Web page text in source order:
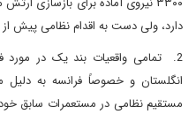
دارد، ولی دست به اقدام نظامی پیش از سپتامبر ۲۰۱۳ در این
2. تمامی واقعیات بند یک در
انگلستان و خصوصاً فرانسه به
مستقیم نظامی در مستعمرات سابق